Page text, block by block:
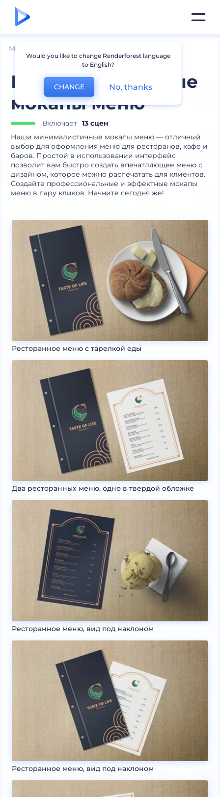
Мокапы
Минималистичные
мокапы меню
Включает 13 сцен
Наши минималистичные мокапы меню — отличный
выбор для оформления меню для ресторанов, кафе и
баров. Простой в использовании интерфейс
позволит вам быстро создать впечатляющее меню с
дизайном, которое можно распечатать для клиентов.
Создайте профессиональные и эффектные мокапы
меню в пару кликов. Начните сегодня же!
Ресторанное меню с тарелкой еды
Два ресторанных меню, одно в твердой обложке
Ресторанное меню, вид под наклоном
Ресторанное меню, вид под наклоном
Would you like to change Renderforest language
to English?
CHANGE No, thanks